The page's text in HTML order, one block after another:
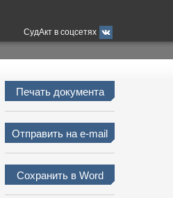
СудАкт в соцсетях
Печать документа
Отправить на e-mail
Сохранить в Word